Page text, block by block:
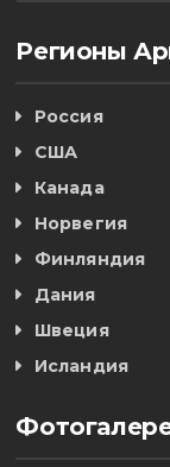
Регионы
Россия
США
Канада
Норвегия
Финляндия
Дания
Швеция
Исландия